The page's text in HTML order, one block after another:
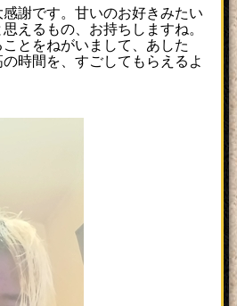
謝です。甘いのお好きみたい
えるもの、お持ちしますね。
とをねがいまして、あした
時間を、すごしてもらえるよ